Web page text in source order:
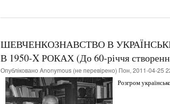
ШЕВЧЕНКОЗНАВСТВО В
В 1950-X РОКАХ (До 60-річчя
Опубліковано Anonymous (не перевірено) Пон, 2011-04-25
Розгром